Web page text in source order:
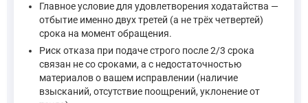
Главное условие для удовлетворения ходатайства —
отбытие именно двух третей (а не трёх четвертей)
срока на момент обращения.
Риск отказа при подаче строго после 2/3 срока
связан не со сроками, а с недостаточностью
материалов о вашем исправлении (наличие
взысканий, отсутствие поощрений, уклонение от